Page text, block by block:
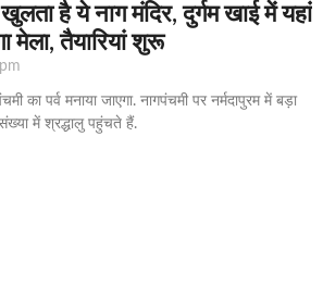
है ये नाग मंदिर, दुर्गम खाई में यहां
तैयारियां शुरू
का पर्व मनाया जाएगा. नागपंचमी पर नर्मदापुरम में बड़ा
में श्रद्धालु पहुंचते हैं.